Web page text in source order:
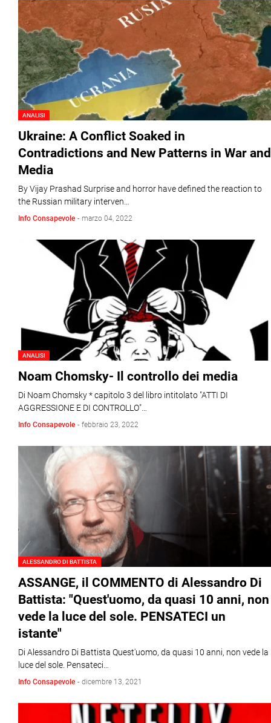
ANALISI
Ukraine: A Conflict Soaked in
Contradictions and New Patterns in War and
Media
By Vijay Prashad Surprise and horror have defined the reaction to
the Russian military interven…
Info Consapevole - marzo 04, 2022
ANALISI
Noam Chomsky- Il controllo dei media
Di Noam Chomsky * capitolo 3 del libro intitolato "ATTI DI
AGGRESSIONE E DI CONTROLLO"…
Info Consapevole - febbraio 23, 2022
ALESSANDRO DI BATTISTA
ASSANGE, il COMMENTO di Alessandro Di
Battista: "Quest'uomo, da quasi 10 anni, non
vede la luce del sole. PENSATECI un
istante"
Di Alessandro Di Battista Quest'uomo, da quasi 10 anni, non vede la
luce del sole. Pensateci…
Info Consapevole - dicembre 13, 2021